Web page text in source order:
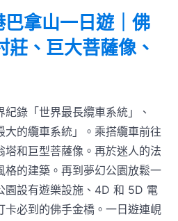
拿山一日遊｜佛
莊、巨大菩薩像、
錄「世界最長纜車系統」、
大的纜車系統」。乘搭纜車前往
塔和巨型菩薩像。再於迷人的法
格的建築。再到夢幻公園放鬆一
園設有遊樂設施、4D 和 5D 電
卡必到的佛手金橋。一日遊連峴